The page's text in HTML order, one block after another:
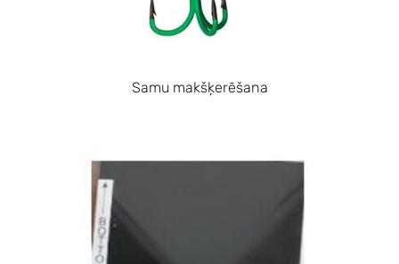
Samu makšķerēšana